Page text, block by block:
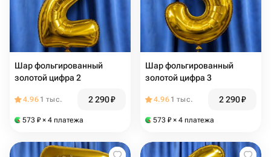
Шар фольгированный
золотой цифра 2
4.96 1 тыс. 2 290₽
573 ₽ × 4 платежа
Шар фольгированный
золотой цифра 3
4.96 1 тыс. 2 290₽
573 ₽ × 4 платежа